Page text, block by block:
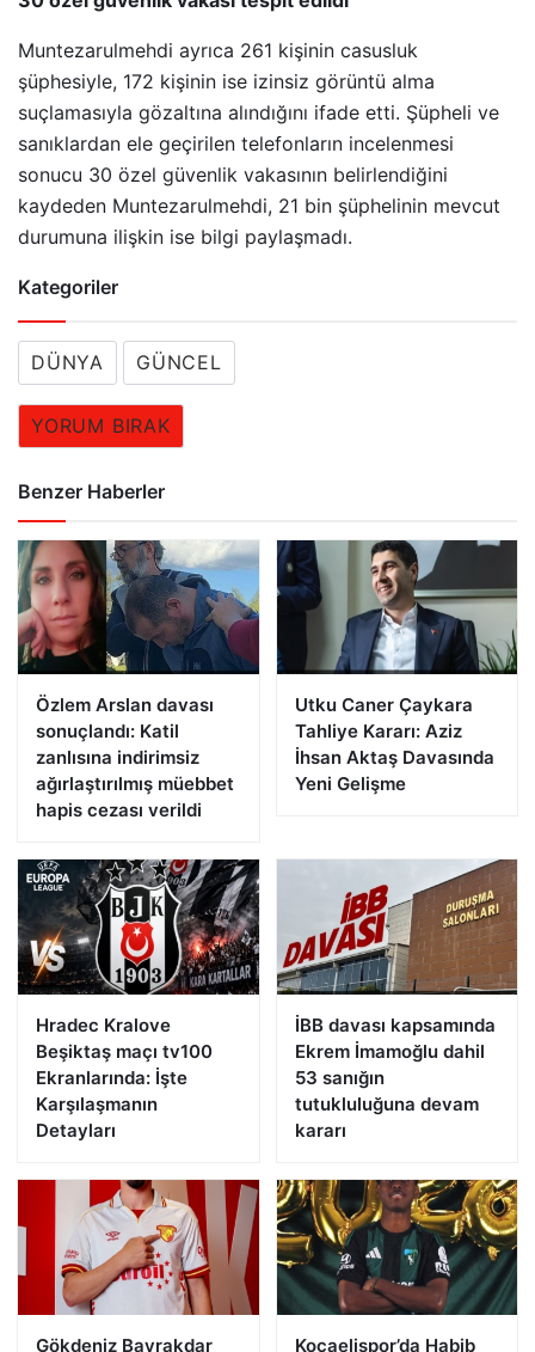
Muntezarulmehdi ayrıca 261 kişinin casusluk
şüphesiyle, 172 kişinin ise izinsiz görüntü alma
suçlamasıyla gözaltına alındığını ifade etti. Şüpheli ve
sanıklardan ele geçirilen telefonların incelenmesi
sonucu 30 özel güvenlik vakasının belirlendiğini
kaydeden Muntezarulmehdi, 21 bin şüphelinin mevcut
durumuna ilişkin ise bilgi paylaşmadı.
Kategoriler
DÜNYA GÜNCEL
YORUM BIRAK
Benzer Haberler
Özlem Arslan davası
sonuçlandı: Katil
zanlısına indirimsiz
ağırlaştırılmış müebbet
hapis cezası verildi
Utku Caner Çaykara
Tahliye Kararı: Aziz
İhsan Aktaş Davasında
Yeni Gelişme
Hradec Kralove
Beşiktaş maçı tv100
Ekranlarında: İşte
Karşılaşmanın
Detayları
İBB davası kapsamında
Ekrem İmamoğlu dahil
53 sanığın
tutukluluğuna devam
kararı
Gökdeniz Bayrakdar Kocaelispor’da Habib